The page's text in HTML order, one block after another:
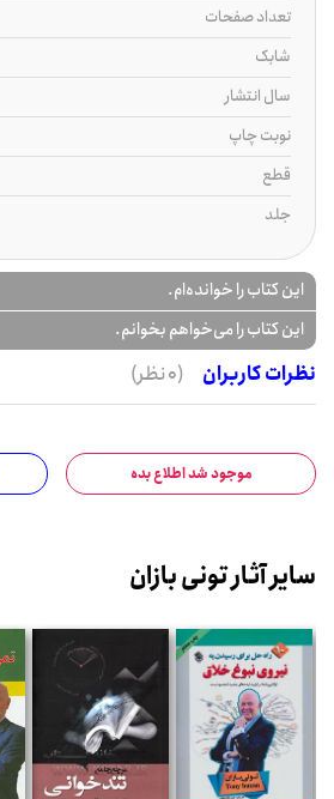
تعداد صفحات
شابک
سال انتشار
نوبت چاپ
قطع
جلد
این کتاب را خوانده‌ام.
این کتاب را می‌خواهم بخوانم.
نظرات کاربران
(0 نظر)
موجود شد اطلاع بده
سایر آثار تونی بازان